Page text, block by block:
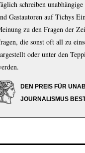
schreiben
Gastautoren auf Tichys
zu den Fragen der
die sonst oft all zu
oder unter den
DEN PREIS FÜR
JOURNALISMUS